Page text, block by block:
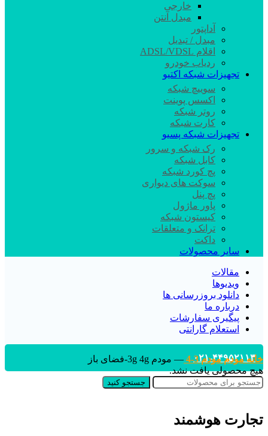
خارجی
مبدل آنتن
آداپتور
مبدل / تبدیل
اقلام ADSL/VDSL
ردیاب خودرو
تجهیزات شبکه اکتیو
سوییچ شبکه
اکسس پوینت
روتر شبکه
کارت شبکه
تجهیزات شبکه پسیو
رک شبکه و سرور
کابل شبکه
پچ کورد شبکه
سوکت های دیواری
پچ پنل
پاور ماژول
کیستون شبکه
ترانک و متعلقات
داکت
سایر محصولات
مقالات
ویدیوها
دانلود بروزرسانی ها
درباره ما
پیگیری سفارشات
استعلام گارانتی
۰۲۱-۴۴۹۵۲۱۱۳خانه مودممودم 3-4
— مودم 3g 4g-فضای باز
هیچ محصولی یافت نشد.
جستجو کنید
تجارت هوشمند